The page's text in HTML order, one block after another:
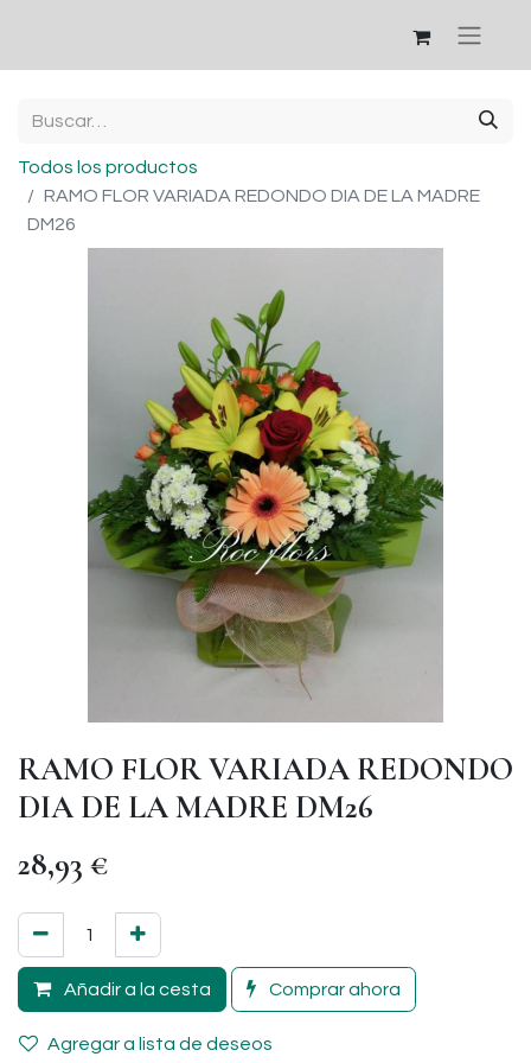
Todos los productos
RAMO FLOR VARIADA REDONDO DIA DE LA MADRE
DM26
RAMO FLOR VARIADA REDONDO
DIA DE LA MADRE DM26
28,93 €
Añadir a la cesta Comprar ahora
Agregar a lista de deseos